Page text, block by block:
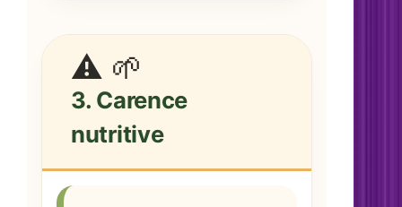
⚠️ 🌱
3. Carence
nutritive